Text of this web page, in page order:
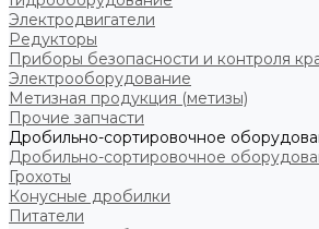
Электродвигатели
Редукторы
Приборы безопасности и контроля
Электрооборудование
Метизная продукция (метизы)
Прочие запчасти
Дробильно-сортировочное
Дробильно-сортировочное
Грохоты
Конусные дробилки
Питатели